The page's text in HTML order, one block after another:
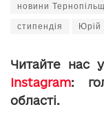
новини
стипендія Юрій
Читайте нас
Instagram:
області.